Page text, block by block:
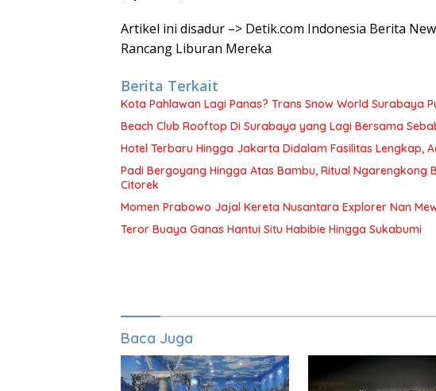
Artikel ini disadur –> Detik.com Indonesia Berita
Rancang Liburan Mereka
Berita Terkait
Kota Pahlawan Lagi Panas? Trans Snow World Surabaya
Beach Club Rooftop Di Surabaya yang Lagi Bersama
Hotel Terbaru Hingga Jakarta Didalam Fasilitas Lengkap,
Padi Bergoyang Hingga Atas Bambu, Ritual Ngarengkong
Citorek
Momen Prabowo Jajal Kereta Nusantara Explorer Nan
Teror Buaya Ganas Hantui Situ Habibie Hingga Sukabumi
Baca Juga